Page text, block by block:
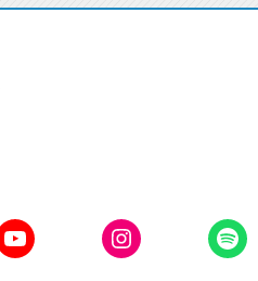
YouTubeInstagram